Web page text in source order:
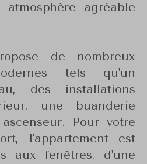
agréable
de nombreux
tels qu'un
des installations
une buanderie
Pour votre
l'appartement est
aux fenêtres, d'une